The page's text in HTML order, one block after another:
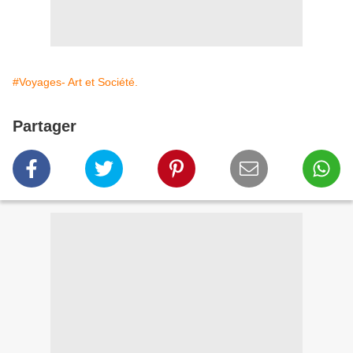
#Voyages- Art et Société.
Partager